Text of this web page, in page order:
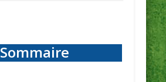
Sommaire